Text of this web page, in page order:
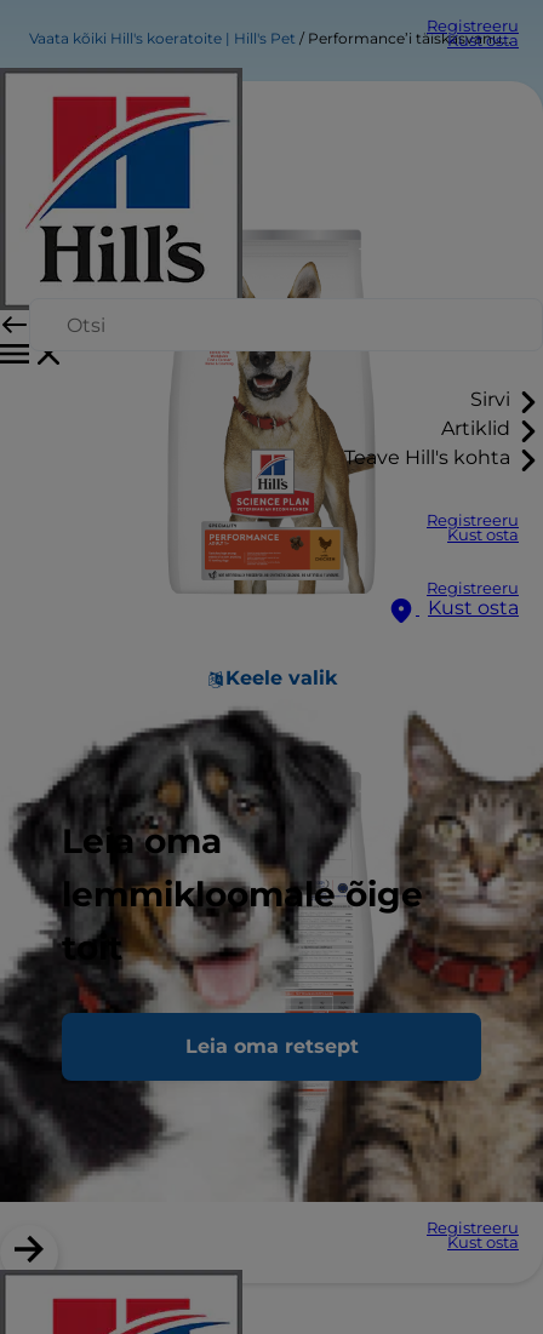
Registreeru
Kust osta
Sirvi
Artiklid
Teave Hill's kohta
Registreeru
Kust osta
Registreeru
Kust osta
Keele valik
Leia oma
lemmikloomale õige
toit
Leia oma retsept
Registreeru
Kust osta
Vaata kõiki Hill's koeratoite | Hill's Pet Performance’i täiskasvanud koerte toit kanaga